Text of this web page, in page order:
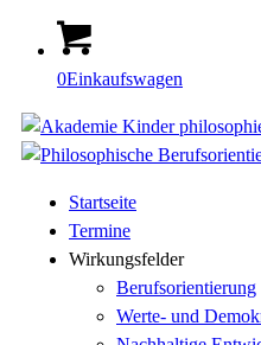
0Einkaufswagen
Startseite
Termine
Wirkungsfelder
Berufsorientierung
Werte- und